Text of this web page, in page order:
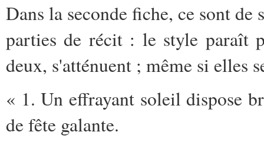
Dans la seconde fiche, ce sont
parties de récit : le style paraît
deux, s'atténuent ; même si elles
« 1. Un effrayant soleil dispose
de fête galante.